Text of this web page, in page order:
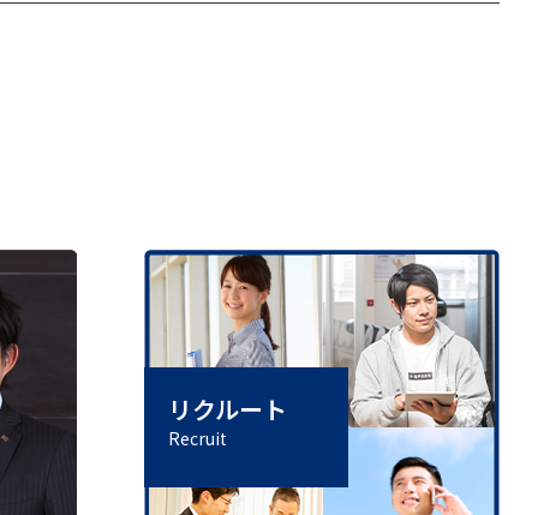
リクルート
Recruit